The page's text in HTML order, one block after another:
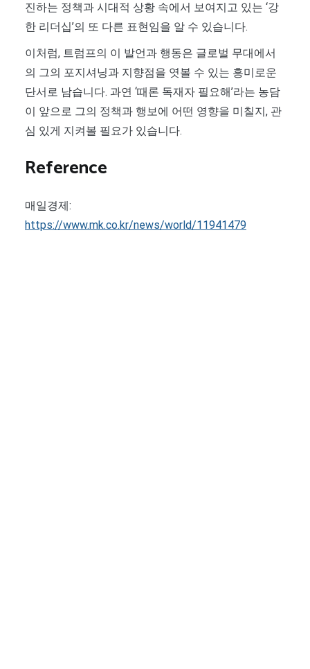
진하는 정책과 시대적 상황 속에서 보여지고 있는 ‘강
한 리더십’의 또 다른 표현임을 알 수 있습니다.
이처럼, 트럼프의 이 발언과 행동은 글로벌 무대에서
의 그의 포지셔닝과 지향점을 엿볼 수 있는 흥미로운
단서로 남습니다. 과연 ‘때론 독재자 필요해’라는 농담
이 앞으로 그의 정책과 행보에 어떤 영향을 미칠지, 관
심 있게 지켜볼 필요가 있습니다.
Reference
매일경제:
https://www.mk.co.kr/news/world/11941479